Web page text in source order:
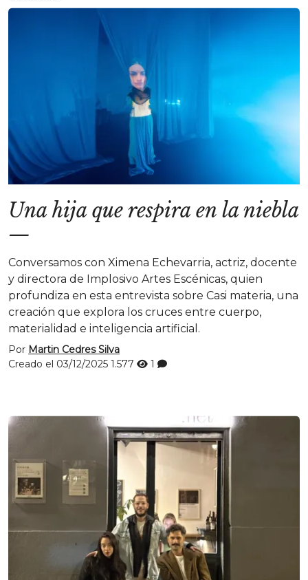
Una hija que respira en la niebla
—
Conversamos con Ximena Echevarria, actriz, docente
y directora de Implosivo Artes Escénicas, quien
profundiza en esta entrevista sobre Casi materia, una
creación que explora los cruces entre cuerpo,
materialidad e inteligencia artificial.
Por Martin Cedres Silva
Creado el 03/12/2025 1.577 1